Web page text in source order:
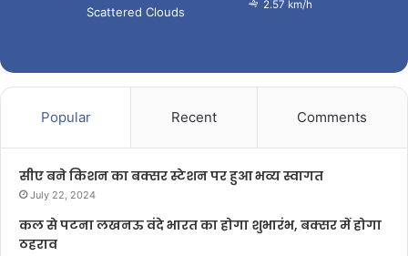
Scattered Clouds
2.57 km/h
Popular Recent Comments
सीए बने किशन का बक्सर स्टेशन पर हुआ भव्य स्वागत
July 22, 2024
कल से पटना लखनऊ वंदे भारत का होगा शुभारंभ, बक्सर में होगा
ठहराव